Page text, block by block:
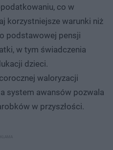
co w
korzystniejsze warunki niż
podstawowej pensji
w tym świadczenia
dzieci.
waloryzacji
system awansów pozwala
w przyszłości.